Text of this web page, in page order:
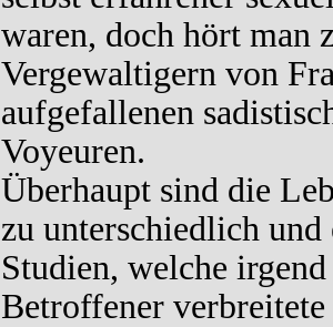
waren, doch hört man
Vergewaltigern von
aufgefallenen
Voyeuren.
Überhaupt sind die
zu unterschiedlich
Studien, welche
Betroffener